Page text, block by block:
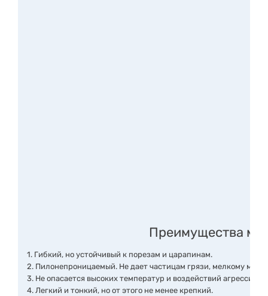
Преимущества
1. Гибкий, но устойчивый к порезам и царапинам.
2. Пилонепроницаемый. Не дает частицам грязи, мелкому
3. Не опасается высоких температур и воздействий
4. Легкий и тонкий, но от этого не менее крепкий.